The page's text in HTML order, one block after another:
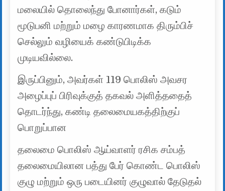
மலையில் தொலைந்து போனார்கள், கடும்
மூடுபனி மற்றும் மழை காரணமாக திரும்பிச்
செல்லும் வழியைக் கண்டுபிடிக்க
முடியவில்லை.
இருப்பினும், அவர்கள் 119 பொலிஸ் அவசர
அழைப்புப் பிரிவுக்குத் தகவல் அளித்ததைத்
தொடர்ந்து, கண்டி தலைமையகத்திற்குப்
பொறுப்பான
தலைமை பொலிஸ் ஆய்வாளர் ரசிக சம்பத்
தலைமையிலான பத்து பேர் கொண்ட பொலிஸ்
குழு மற்றும் ஒரு படையினர் குழுவால் தேடுதல்